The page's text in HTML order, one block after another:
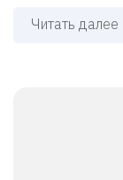
Читать далее